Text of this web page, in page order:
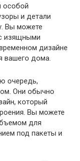
особой
и детали
Вы можете
изящными
дизайне
вашего дома.
очередь,
Они обычно
который
Вы можете
для
под пакеты и